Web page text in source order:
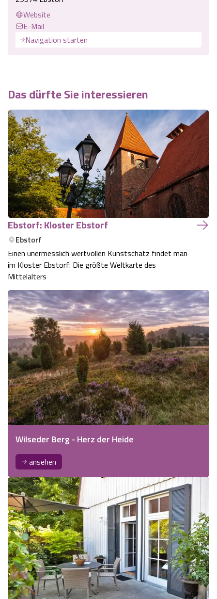
Das dürfte Sie interessieren
Ebstorf: Kloster Ebstorf
Ebstorf
Einen unermesslich wertvollen Kunstschatz findet man
im Kloster Ebstorf: Die größte Weltkarte des
Mittelalters
Website
E-Mail
Navigation starten
Wilseder Berg - Herz der Heide
ansehen